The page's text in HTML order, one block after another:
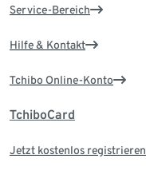
Service-Bereich
Hilfe & Kontakt
Tchibo Online-Konto
TchiboCard
Jetzt kostenlos registrieren